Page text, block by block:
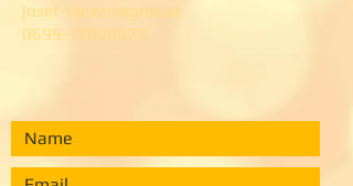
josef-tanzen@gmx.at
0699-17000073